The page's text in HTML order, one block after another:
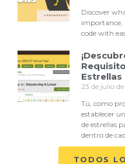
TODOS
Discover
importance,
code with
Estrellas
23 de julio
Tú, como
establecer
de estrellas
dentro de